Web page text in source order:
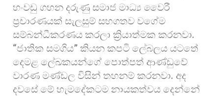
හංවඩු ගහන දරුණු සමාජ මාධ්‍ය වෛරී
ප්‍රචාරණයක් සැලසුම් සහගතව වගේම
සම්බන්ධීකරණය කරලා ක්‍රියාත්මක කරනවා.
“ජාතික සමගිය” කියන කපටි ලේබලය යටතේ
දෙමළ ලේඛකයන්ගේ පොත්පත් ආණ්ඩුවේ
වාරණ මණ්ඩල විසින් තහනම් කරනවා. අද
දවසේ මේ හැමදේකටම නායකත්වය දෙන්නේ